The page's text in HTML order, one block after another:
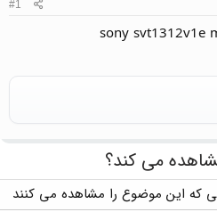
#1
sony svt1312v1e
می کند؟